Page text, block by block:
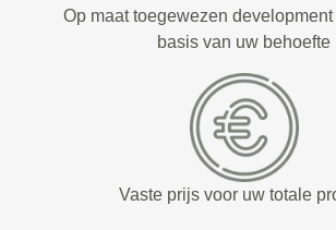
Op maat toegewezen
basis van uw behoefte
Vaste prijs voor uw totale